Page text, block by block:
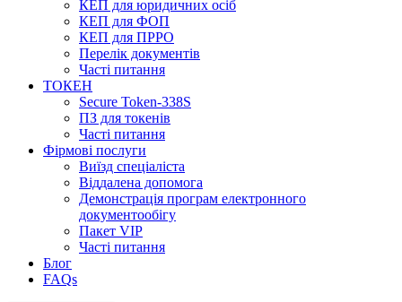
КЕП для юридичних осіб
КЕП для ФОП
КЕП для ПРРО
Перелік документів
Часті питання
ТОКЕН
Secure Token-338S
ПЗ для токенів
Часті питання
Фірмові послуги
Виїзд спеціаліста
Віддалена допомога
Демонстрація програм електронного
документообігу
Пакет VIP
Часті питання
Блог
FAQs